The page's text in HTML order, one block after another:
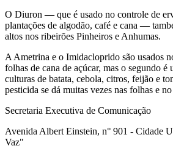
O Diuron — que é usado no controle de
plantações de algodão, café e cana —
altos nos ribeirões Pinheiros e Anhumas.
A Ametrina e o Imidacloprido são usados
folhas de cana de açúcar, mas o segundo é
culturas de batata, cebola, citros, feijão e
pesticida se dá muitas vezes nas folhas e
Secretaria Executiva de Comunicação
Avenida Albert Einstein, n° 901 - Cidade
Vaz"